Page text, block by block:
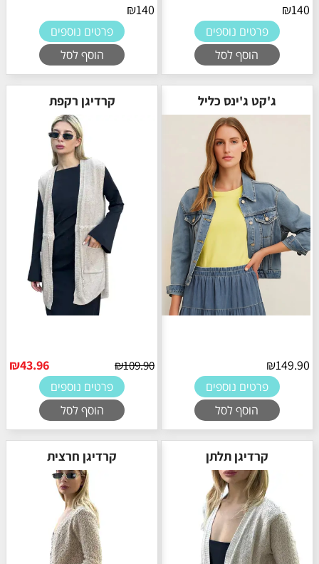
₪140
פרטים נוספים
הוסף לסל
₪140
פרטים נוספים
הוסף לסל
ג'קט ג'ינס כליל
₪149.90
פרטים נוספים
הוסף לסל
קרדיגן רקפת
₪109.90
₪43.96
פרטים נוספים
הוסף לסל
קרדיגן תלתן קרדיגן חרצית